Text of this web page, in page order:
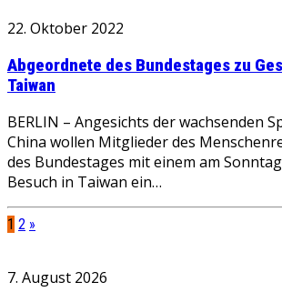
22. Oktober 2022
Abgeordnete des Bundestages zu
Taiwan
BERLIN – Angesichts der wachsenden
China wollen Mitglieder des
des Bundestages mit einem am
Besuch in Taiwan ein…
1 2 »
7. August 2026